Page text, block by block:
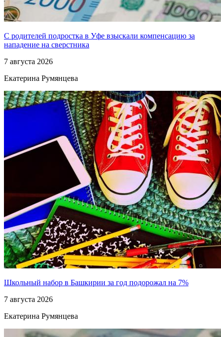
С родителей подростка в Уфе взыскали компенсацию за
нападение на сверстника
7 августа 2026
Екатерина Румянцева
Школьный набор в Башкирии за год подорожал на 7%
7 августа 2026
Екатерина Румянцева